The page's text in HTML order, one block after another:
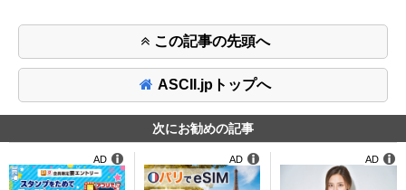
この記事の先頭へ
ASCII.jpトップへ
次にお勧めの記事
AD AD AD